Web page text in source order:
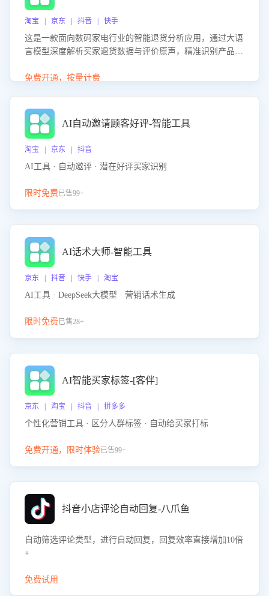
淘宝 | 京东 | 抖音 | 快手
这是一款面向数码家电行业的智能退货分析应用，通过大语
言模型深度解析买家退货数据与评价原声，精准识别产品质
改进建议，通过挖掘用户痛点驱动产品迭代，从根本上降低
免费开通，按量计费
AI自动邀请顾客好评-智能工具
淘宝 | 京东 | 抖音
AI工具 · 自动邀评 · 潜在好评买家识别
限时免费已售99+
AI话术大师-智能工具
京东 | 抖音 | 快手 | 淘宝
AI工具 · DeepSeek大模型 · 营销话术生成
限时免费已售28+
AI智能买家标签-[客伴]
京东 | 淘宝 | 抖音 | 拼多多
个性化营销工具 · 区分人群标签 · 自动给买家打标
免费开通，限时体验已售99+
抖音小店评论自动回复-八爪鱼
自动筛选评论类型，进行自动回复，回复效率直接增加10倍
+
免费试用